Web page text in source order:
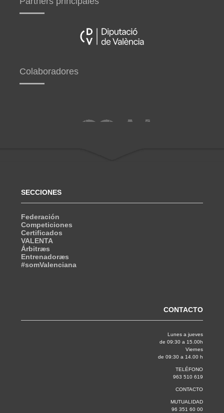
Colaboradores
SECCIONES
Federación
Competiciones
Certificados
VALENTA
Árbitræs
Entrenadoræs
#somValenciana
CONTACTO
Lunes a jueves
de 09:30 a 15.00h
Viernes
de 09:30 a 14.00 h
TELÉFONO
963 510 619
CONTACTO
MUTUALIDAD
96 351 60 00